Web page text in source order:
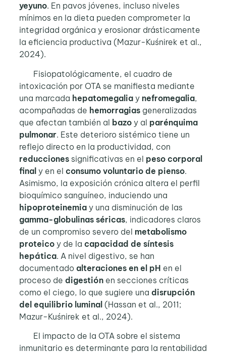
yeyuno. En pavos jóvenes, incluso niveles
mínimos en la dieta pueden comprometer la
integridad orgánica y erosionar drásticamente
la eficiencia productiva (Mazur-Kuśnirek et al.,
2024).
Fisiopatológicamente, el cuadro de
intoxicación por OTA se manifiesta mediante
una marcada hepatomegaliay nefromegalia,
acompañadas de hemorragiasgeneralizadas
que afectan también al bazoy al parénquima
pulmonar. Este deterioro sistémico tiene un
reflejo directo en la productividad, con
reduccionessignificativas en el peso corporal
finaly en el consumo voluntario de pienso.
Asimismo, la exposición crónica altera el perfil
bioquímico sanguíneo, induciendo una
hipoproteinemiay una disminución de las
gamma-globulinas séricas, indicadores claros
de un compromiso severo del metabolismo
proteicoy de la capacidad de síntesis
hepática. A nivel digestivo, se han
documentado alteraciones en el pH en el
proceso de digestiónen secciones críticas
como el ciego, lo que sugiere una disrupción
del equilibrio luminal(Hassan et al., 2011;
Mazur-Kuśnirek et al., 2024).
El impacto de la OTA sobre el sistema
inmunitario es determinante para la rentabilidad